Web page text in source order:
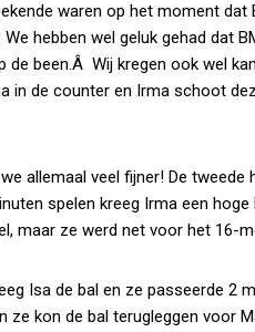
waren op het moment dat
hebben wel geluk gehad dat
been.Â Wij kregen ook wel
in de counter en Irma schoot
allemaal veel fijner! De
spelen kreeg Irma een hoge
maar ze werd net voor het 16-
Isa de bal en ze passeerde 2
kon de bal terugleggen voor